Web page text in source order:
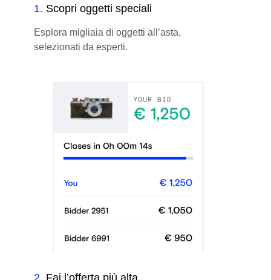
1. Scopri oggetti speciali
Esplora migliaia di oggetti all’asta,
selezionati da esperti.
2. Fai l’offerta più alta